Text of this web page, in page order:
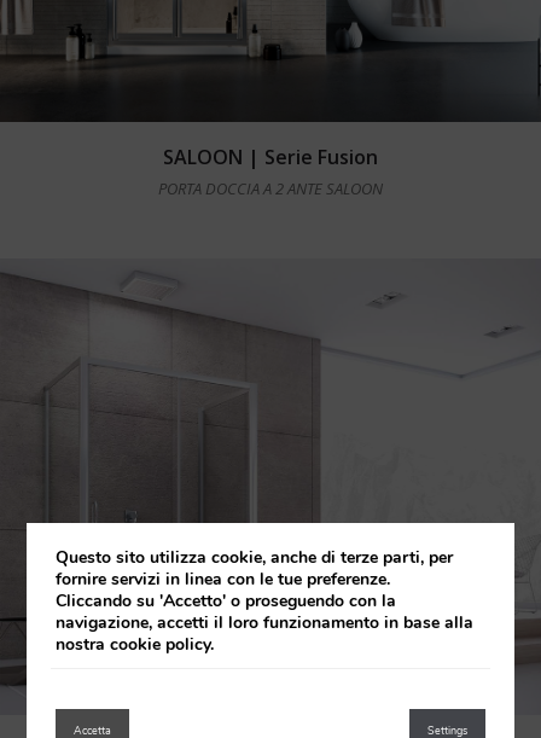
Leggi tutto
SALOON | Serie Fusion
PORTA DOCCIA A 2 ANTE SALOON
Questo sito utilizza cookie, anche di terze parti, per
fornire servizi in linea con le tue preferenze.
Cliccando su 'Accetto' o proseguendo con la
navigazione, accetti il loro funzionamento in base alla
nostra cookie policy.
Accetta Settings